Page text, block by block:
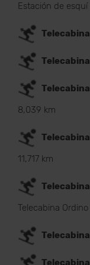
Estación de esquí
8,039 km
11,717 km
Telecabina
Telecabina
Telecabina